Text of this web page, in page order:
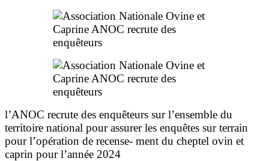
l’ANOC recrute des enquêteurs sur l’ensemble du
territoire national pour assurer les enquêtes sur terrain
pour l’opération de recense- ment du cheptel ovin et
caprin pour l’année 2024